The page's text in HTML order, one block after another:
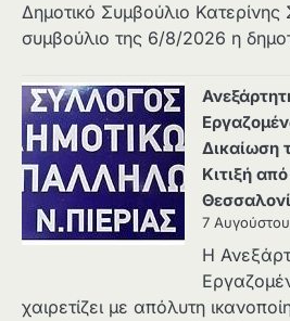
Δημοτικό Συμβούλιο Κατερίνης
συμβούλιο της 6/8/2026 η
Δικαίωση
Κιτιξή
7
Η
χαιρετίζει με απόλυτη